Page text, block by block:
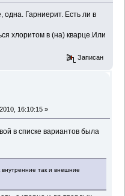
одна. Гарниерит. Есть ли в
хлоритом в (на) кварце.Или
Записан
16:10:15 »
в списке вариантов была
внутренние так и внешние